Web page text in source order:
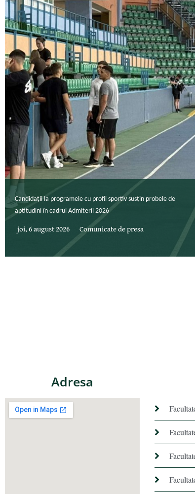
Candidații la programele cu profil sportiv susțin probele de
aptitudini în cadrul Admiterii 2026
joi, 6 august 2026 Comunicate de presa
Adresa